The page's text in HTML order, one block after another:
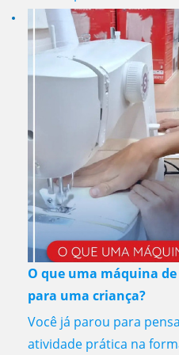
O que uma máquina
para uma criança?
Você já parou para
atividade prática na